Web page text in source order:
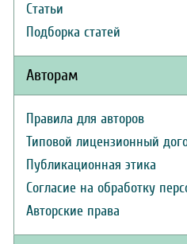
Статьи
Подборка статей
Авторам
Правила для авторов
Типовой лицензионный
Публикационная этика
Согласие на обработку
Авторские права